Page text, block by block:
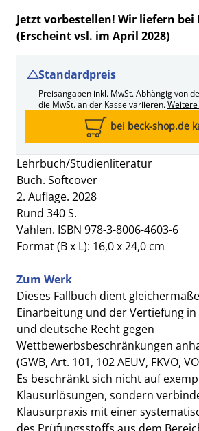
Lehrbuch/Studienliteratur
Buch. Softcover
2. Auflage. 2028
Rund 340 S.
Vahlen. ISBN 978-3-8006-4603-6
Format (B x L): 16,0 x 24,0 cm
Zum Werk
Dieses Fallbuch dient
Einarbeitung und der Vertiefung
und deutsche Recht gegen
Wettbewerbsbeschränkungen
(GWB, Art. 101, 102 AEUV, FKVO,
Es beschränkt sich nicht auf
Klausurlösungen, sondern
Klausurpraxis mit einer
des Prüfungsstoffs aus dem
Jetzt vorbestellen! Wir liefern bei
(Erscheint vsl. im April 2028)
Standardpreis
Preisangaben inkl. MwSt. Abhängig von
die MwSt. an der Kasse variieren.
bei beck-shop.de